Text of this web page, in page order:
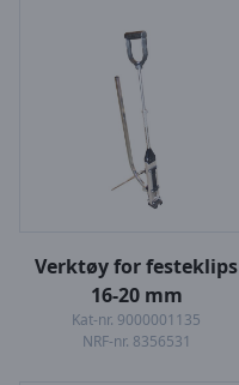
Verktøy for festeklips
16-20 mm
Kat-nr. 9000001135
NRF-nr. 8356531